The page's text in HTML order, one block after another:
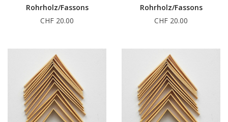
Rohrholz/Fassons
CHF 20.00
Rohrholz/Fassons
CHF 20.00